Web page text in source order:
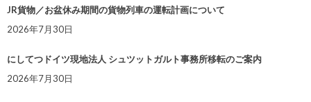
JR貨物／お盆休み期間の貨物列車の運転計画について
2026年7月30日
にしてつドイツ現地法人 シュツットガルト事務所移転のご案内
2026年7月30日